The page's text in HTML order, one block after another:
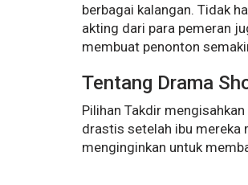
berbagai kalangan. Tidak
akting dari para pemeran
membuat penonton
Tentang Drama
Pilihan Takdir
drastis setelah ibu mereka
menginginkan untuk